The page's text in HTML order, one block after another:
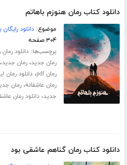
دانلود کتاب رمان هنوزم باهاتم
موضوع:دانلود
۳۰۴ صفحه
برچسب‌ها:دانلود رمان
رمان جدید،رمان جدید
رمان pdf ،دانلود رمان
رمان عاشقانه،رمان
جدید،دانلود رمان
دانلود کتاب رمان گناهم عاشقی بود